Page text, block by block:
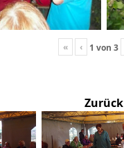
« ‹ 1 von 3
Zurück